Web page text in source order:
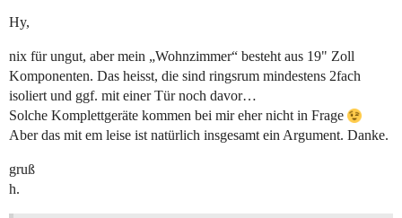
Hy,
nix für ungut, aber mein „Wohnzimmer“ besteht aus 19" Zoll
Komponenten. Das heisst, die sind ringsrum mindestens 2fach
isoliert und ggf. mit einer Tür noch davor…
Solche Komplettgeräte kommen bei mir eher nicht in Frage
Aber das mit em leise ist natürlich insgesamt ein Argument. Danke.
gruß
h.